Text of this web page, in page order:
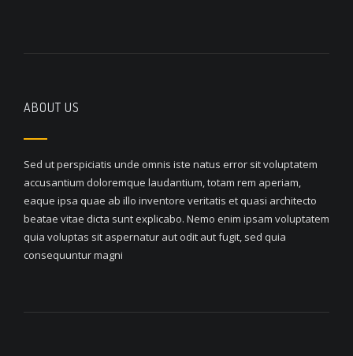
ABOUT US
Sed ut perspiciatis unde omnis iste natus error sit voluptatem
accusantium doloremque laudantium, totam rem aperiam,
eaque ipsa quae ab illo inventore veritatis et quasi architecto
beatae vitae dicta sunt explicabo. Nemo enim ipsam voluptatem
quia voluptas sit aspernatur aut odit aut fugit, sed quia
consequuntur magni